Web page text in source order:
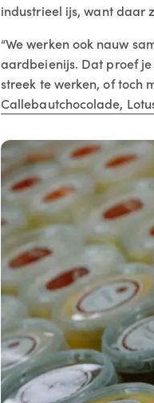
industrieel ijs, want daar
“We werken ook nauw
aardbeienijs. Dat proef
streek te werken, of toch
Callebautchocolade,